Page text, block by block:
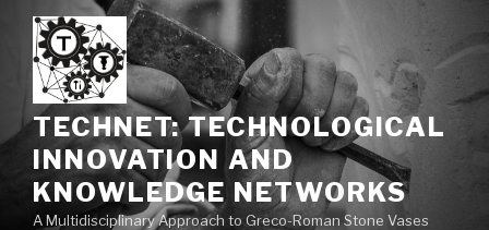
Saltar
contenido
TECHNET: TECHNOLOGICAL
INNOVATION AND
KNOWLEDGE NETWORKS
A Multidisciplinary Approach to Greco-Roman Stone Vases